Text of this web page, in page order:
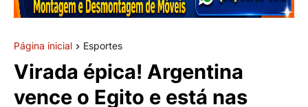
Página inicial Esportes
Virada épica! Argentina
vence o Egito e está nas